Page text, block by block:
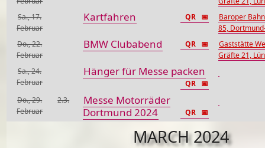
Sa., 17.
Februar
Kartfahren 📅
QR
Baroper
85,
Do., 22.
Februar
BMW Clubabend 📅
QR
Gaststätte
Gräfte 21,
Sa., 24.
Februar
Hänger für Messe packen
📅
QR
Do., 29.
Februar
2.3.
Messe Motorräder
Dortmund 2024
📅
QR
MARCH 2024